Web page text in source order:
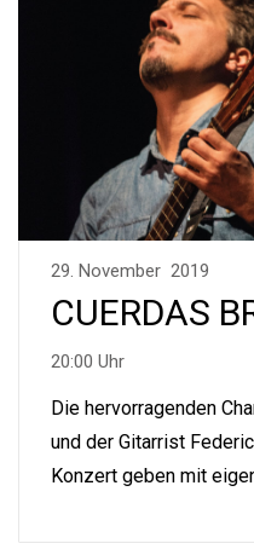
29. November 2019
CUERDAS
20:00 Uhr
Die hervorragenden
und der Gitarrist
Konzert geben mit